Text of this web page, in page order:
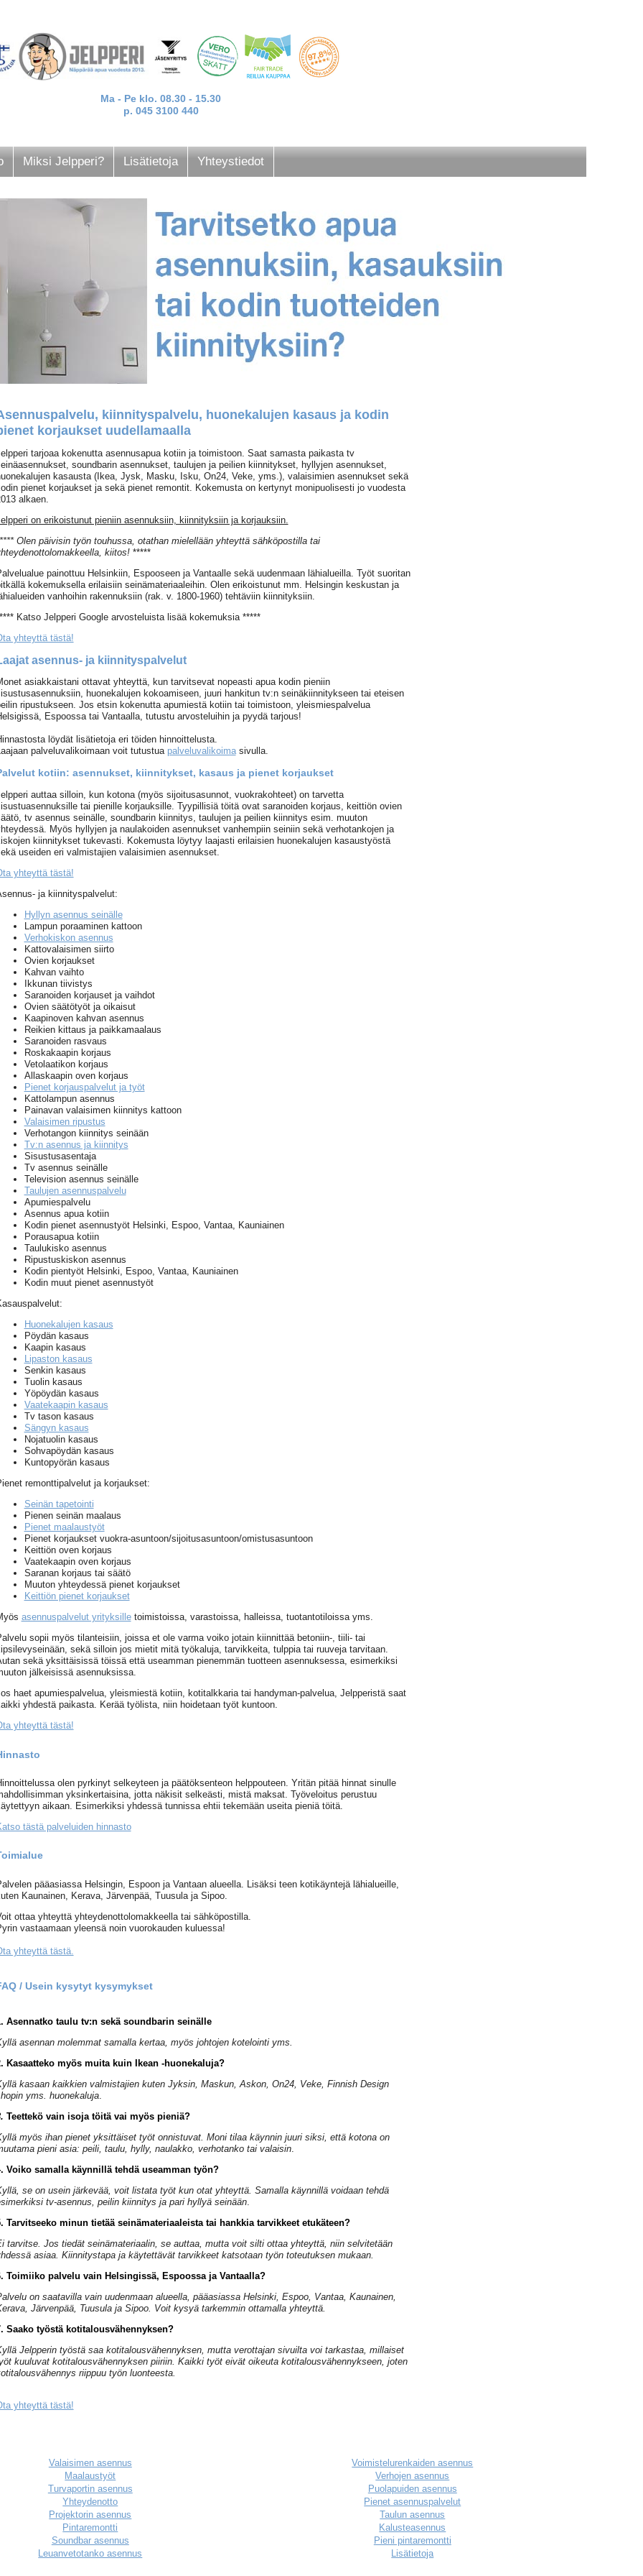
Ma - Pe klo. 08.30 - 15.30
p. 045 3100 440
Miksi Jelpperi? Lisätietoja Yhteystiedot
kiinnityspalvelu, huonekalujen kasaus ja kodin
korjaukset uudellamaalla
tarjoaa kokenutta asennusapua kotiin ja toimistoon. Saat samasta paikasta tv
soundbarin asennukset, taulujen ja peilien kiinnitykset, hyllyjen asennukset,
kasausta (Ikea, Jysk, Masku, Isku, On24, Veke, yms.), valaisimien asennukset sekä
pienet korjaukset ja sekä pienet remontit. Kokemusta on kertynyt monipuolisesti jo vuodesta
alkaen.
on erikoistunut pieniin asennuksiin, kiinnityksiin ja korjauksiin.
Olen päivisin työn touhussa, otathan mielellään yhteyttä sähköpostilla tai
kiitos! *****
painottuu Helsinkiin, Espooseen ja Vantaalle sekä uudenmaan lähialueilla. Työt suoritan
kokemuksella erilaisiin seinämateriaaleihin. Olen erikoistunut mm. Helsingin keskustan ja
vanhoihin rakennuksiin (rak. v. 1800-1960) tehtäviin kiinnityksiin.
Katso Jelpperi Google arvosteluista lisää kokemuksia *****
yhteyttä tästä!
asennus- ja kiinnityspalvelut
asiakkaistani ottavat yhteyttä, kun tarvitsevat nopeasti apua kodin pieniin
huonekalujen kokoamiseen, juuri hankitun tv:n seinäkiinnitykseen tai eteisen
ripustukseen. Jos etsin kokenutta apumiestä kotiin tai toimistoon, yleismiespalvelua
Espoossa tai Vantaalla, tutustu arvosteluihin ja pyydä tarjous!
löydät lisätietoja eri töiden hinnoittelusta.
palveluvalikoimaan voit tutustua palveluvalikoimasivulla.
kotiin: asennukset, kiinnitykset, kasaus ja pienet korjaukset
auttaa silloin, kun kotona (myös sijoitusasunnot, vuokrakohteet) on tarvetta
tai pienille korjauksille. Tyypillisiä töitä ovat saranoiden korjaus, keittiön ovien
tv asennus seinälle, soundbarin kiinnitys, taulujen ja peilien kiinnitys esim. muuton
Myös hyllyjen ja naulakoiden asennukset vanhempiin seiniin sekä verhotankojen ja
kiinnitykset tukevasti. Kokemusta löytyy laajasti erilaisien huonekalujen kasaustyöstä
useiden eri valmistajien valaisimien asennukset.
yhteyttä tästä!
ja kiinnityspalvelut:
Hyllyn asennus seinälle
Lampun poraaminen kattoon
Verhokiskon asennus
Kattovalaisimen siirto
Ovien korjaukset
Kahvan vaihto
Ikkunan tiivistys
Saranoiden korjauset ja vaihdot
Ovien säätötyöt ja oikaisut
Kaapinoven kahvan asennus
Reikien kittaus ja paikkamaalaus
Saranoiden rasvaus
Roskakaapin korjaus
Vetolaatikon korjaus
Allaskaapin oven korjaus
Pienet korjauspalvelut ja työt
Kattolampun asennus
Painavan valaisimen kiinnitys kattoon
Valaisimen ripustus
Verhotangon kiinnitys seinään
Tv:n asennus ja kiinnitys
Sisustusasentaja
Tv asennus seinälle
Television asennus seinälle
Taulujen asennuspalvelu
Apumiespalvelu
Asennus apua kotiin
Kodin pienet asennustyöt Helsinki, Espoo, Vantaa, Kauniainen
Porausapua kotiin
Taulukisko asennus
Ripustuskiskon asennus
Kodin pientyöt Helsinki, Espoo, Vantaa, Kauniainen
Kodin muut pienet asennustyöt
Huonekalujen kasaus
Pöydän kasaus
Kaapin kasaus
Lipaston kasaus
Senkin kasaus
Tuolin kasaus
Yöpöydän kasaus
Vaatekaapin kasaus
Tv tason kasaus
Sängyn kasaus
Nojatuolin kasaus
Sohvapöydän kasaus
Kuntopyörän kasaus
remonttipalvelut ja korjaukset:
Seinän tapetointi
Pienen seinän maalaus
Pienet maalaustyöt
Pienet korjaukset vuokra-asuntoon/sijoitusasuntoon/omistusasuntoon
Keittiön oven korjaus
Vaatekaapin oven korjaus
Saranan korjaus tai säätö
Muuton yhteydessä pienet korjaukset
Keittiön pienet korjaukset
asennuspalvelut yrityksilletoimistoissa, varastoissa, halleissa, tuotantotiloissa yms.
sopii myös tilanteisiin, joissa et ole varma voiko jotain kiinnittää betoniin-, tiili- tai
sekä silloin jos mietit mitä työkaluja, tarvikkeita, tulppia tai ruuveja tarvitaan.
sekä yksittäisissä töissä että useamman pienemmän tuotteen asennuksessa, esimerkiksi
jälkeisissä asennuksissa.
haet apumiespalvelua, yleismiestä kotiin, kotitalkkaria tai handyman-palvelua, Jelpperistä saat
yhdestä paikasta. Kerää työlista, niin hoidetaan työt kuntoon.
yhteyttä tästä!
olen pyrkinyt selkeyteen ja päätöksenteon helppouteen. Yritän pitää hinnat sinulle
yksinkertaisina, jotta näkisit selkeästi, mistä maksat. Työveloitus perustuu
aikaan. Esimerkiksi yhdessä tunnissa ehtii tekemään useita pieniä töitä.
tästä palveluiden hinnasto
pääasiassa Helsingin, Espoon ja Vantaan alueella. Lisäksi teen kotikäyntejä lähialueille,
Kaunainen, Kerava, Järvenpää, Tuusula ja Sipoo.
ottaa yhteyttä yhteydenottolomakkeella tai sähköpostilla.
vastaamaan yleensä noin vuorokauden kuluessa!
yhteyttä tästä.
/ Usein kysytyt kysymykset
Asennatko taulu tv:n sekä soundbarin seinälle
asennan molemmat samalla kertaa, myös johtojen kotelointi yms.
Kasaatteko myös muita kuin Ikean -huonekaluja?
kasaan kaikkien valmistajien kuten Jyksin, Maskun, Askon, On24, Veke, Finnish Design
yms. huonekaluja.
Teettekö vain isoja töitä vai myös pieniä?
myös ihan pienet yksittäiset työt onnistuvat. Moni tilaa käynnin juuri siksi, että kotona on
pieni asia: peili, taulu, hylly, naulakko, verhotanko tai valaisin.
Voiko samalla käynnillä tehdä useamman työn?
se on usein järkevää, voit listata työt kun otat yhteyttä. Samalla käynnillä voidaan tehdä
tv-asennus, peilin kiinnitys ja pari hyllyä seinään.
Tarvitseeko minun tietää seinämateriaaleista tai hankkia tarvikkeet etukäteen?
tarvitse. Jos tiedät seinämateriaalin, se auttaa, mutta voit silti ottaa yhteyttä, niin selvitetään
asiaa. Kiinnitystapa ja käytettävät tarvikkeet katsotaan työn toteutuksen mukaan.
Toimiiko palvelu vain Helsingissä, Espoossa ja Vantaalla?
on saatavilla vain uudenmaan alueella, pääasiassa Helsinki, Espoo, Vantaa, Kaunainen,
Järvenpää, Tuusula ja Sipoo. Voit kysyä tarkemmin ottamalla yhteyttä.
Saako työstä kotitalousvähennyksen?
Jelpperin työstä saa kotitalousvähennyksen, mutta verottajan sivuilta voi tarkastaa, millaiset
kuuluvat kotitalousvähennyksen piiriin. Kaikki työt eivät oikeuta kotitalousvähennykseen, joten
riippuu työn luonteesta.
yhteyttä tästä!
Valaisimen asennus
Voimistelurenkaiden asennus
Maalaustyöt
Verhojen asennus
Turvaportin asennus
Puolapuiden asennus
Yhteydenotto
Pienet asennuspalvelut
Projektorin asennus
Taulun asennus
Pintaremontti
Kalusteasennus
Soundbar asennus
Pieni pintaremontti
Leuanvetotanko asennus
Lisätietoja